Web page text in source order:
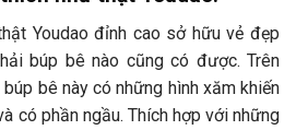
Youdao đỉnh cao sở hữu vẻ đẹp
búp bê nào cũng có được. Trên
bê này có những hình xăm khiến
có phần ngầu. Thích hợp với những